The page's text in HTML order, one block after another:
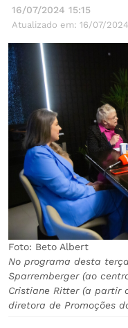
16/07/2024 15:15
Atualizado em: 16/07/
Foto: Beto Albert
No programa desta
Sparremberger (ao
Cristiane Ritter (a partir
diretora de Promoções